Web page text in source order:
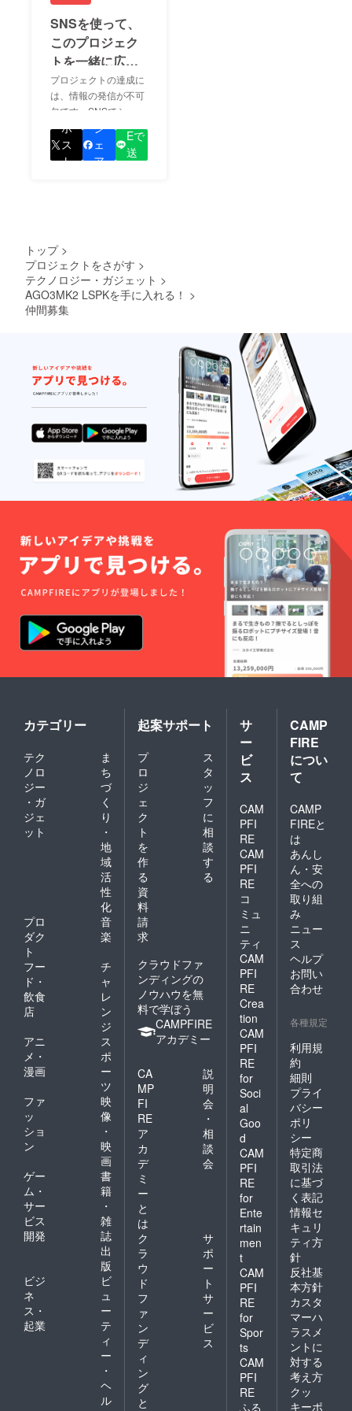
SNSを使って、
このプロジェク
トを一緒に広め
ましょう！
プロジェクトの達成に
は、情報の発信が不可
欠です。SNSでシェア
をして、あなたが応援
しているプロジェクト
の良さを知ってもらい
ポ
ス
ト
シ
ェ
ア
Eで
送
トップ >
プロジェクトをさがす >
テクノロジー・ガジェット >
AGO3MK2 LSPKを手に入れる！ >
仲間募集
カテゴリー
テク
ノロ
ジー
・ガ
ジェ
ット
ま
ち
づ
く
り
・
地
域
活
性
化
プロ
ダク
ト
音
楽
フー
ド・
飲食
店
チ
ャ
レ
ン
ジ
アニ
メ・
漫画
ス
ポ
ー
ツ
ファ
ッ
ショ
ン
映
像
・
映
画
ゲー
ム・
サー
ビス
開発
書
籍
・
雑
誌
出
版
ビジ
ネ
ス・
起業
ビ
ュ
ー
テ
ィ
ー
・
ヘ
ル
起案サポート
プ
ロ
ジ
ェ
ク
ト
を
作
る
ス
タ
ッ
フ
に
相
談
す
る
資
料
請
求
クラウドファ
ンディングの
ノウハウを無
料で学ぼう
CAMPFIRE
アカデミー
CA
MP
FI
RE
ア
カ
デ
ミ
ー
と
は
説
明
会
・
相
談
会
ク
ラ
ウ
ド
フ
ァ
ン
デ
ィ
ン
グ
と
サ
ポ
ー
ト
サ
ー
ビ
ス
サ
ー
ビ
ス
CAM
PFI
RE
CAM
PFI
RE
コ
ミュ
ニ
ティ
CAM
PFI
RE
Crea
tion
CAM
PFI
RE
for
Soci
al
Goo
d
CAM
PFI
RE
for
Ente
rtain
men
t
CAM
PFI
RE
for
Spor
ts
CAM
PFI
RE
ふる
CAMP
FIRE
につい
て
CAMP
FIREと
は
あんし
ん・安
全への
取り組
み
ニュー
ス
ヘルプ
お問い
合わせ
各種規定
利用規
約
細則
プライ
バシー
ポリ
シー
特定商
取引法
に基づ
く表記
情報セ
キュリ
ティ方
針
反社基
本方針
カスタ
マーハ
ラスメ
ントに
対する
考え方
クッ
キーポ